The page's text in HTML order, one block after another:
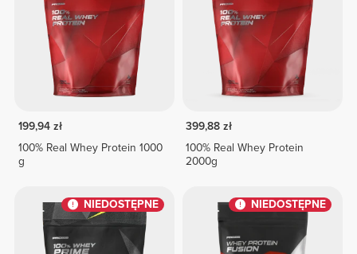
199,94 zł
100% Real Whey Protein 1000
g
399,88 zł
100% Real Whey Protein
2000g
NIEDOSTĘPNE NIEDOSTĘPNE